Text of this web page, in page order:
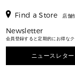
Find a Store 店舗
Newsletter
会員登録すると定期的にお得な
ニュースレタ